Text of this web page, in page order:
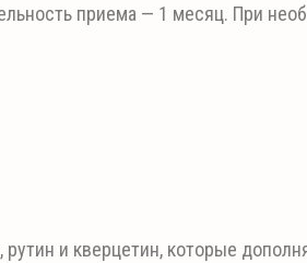
приема — 1 месяц. При
и кверцетин, которые